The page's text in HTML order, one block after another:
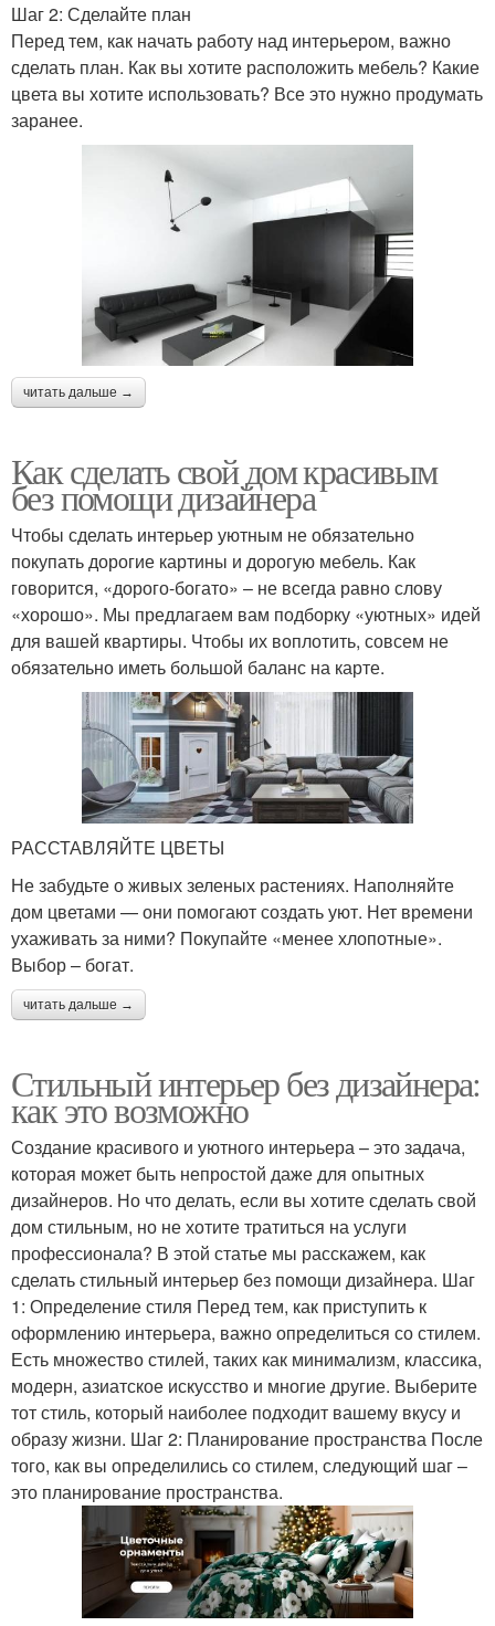
Шаг 2: Сделайте план
Перед тем, как начать работу над интерьером, важно
сделать план. Как вы хотите расположить мебель? Какие
цвета вы хотите использовать? Все это нужно продумать
заранее.
читать дальше →
Как сделать свой дом красивым
без помощи дизайнера
Чтобы сделать интерьер уютным не обязательно
покупать дорогие картины и дорогую мебель. Как
говорится, «дорого-богато» – не всегда равно слову
«хорошо». Мы предлагаем вам подборку «уютных» идей
для вашей квартиры. Чтобы их воплотить, совсем не
обязательно иметь большой баланс на карте.
РАССТАВЛЯЙТЕ ЦВЕТЫ
Не забудьте о живых зеленых растениях. Наполняйте
дом цветами — они помогают создать уют. Нет времени
ухаживать за ними? Покупайте «менее хлопотные».
Выбор – богат.
читать дальше →
Стильный интерьер без дизайнера:
как это возможно
Создание красивого и уютного интерьера – это задача,
которая может быть непростой даже для опытных
дизайнеров. Но что делать, если вы хотите сделать свой
дом стильным, но не хотите тратиться на услуги
профессионала? В этой статье мы расскажем, как
сделать стильный интерьер без помощи дизайнера. Шаг
1: Определение стиля Перед тем, как приступить к
оформлению интерьера, важно определиться со стилем.
Есть множество стилей, таких как минимализм, классика,
модерн, азиатское искусство и многие другие. Выберите
тот стиль, который наиболее подходит вашему вкусу и
образу жизни. Шаг 2: Планирование пространства После
того, как вы определились со стилем, следующий шаг –
это планирование пространства.